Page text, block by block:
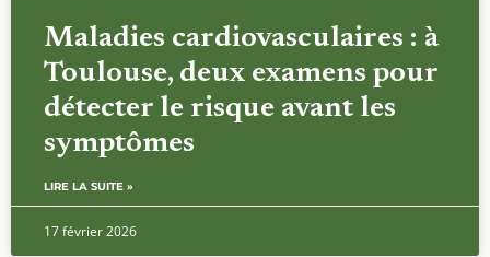
Maladies cardiovasculaires : à
Toulouse, deux examens pour
détecter le risque avant les
symptômes
LIRE LA SUITE »
17 février 2026